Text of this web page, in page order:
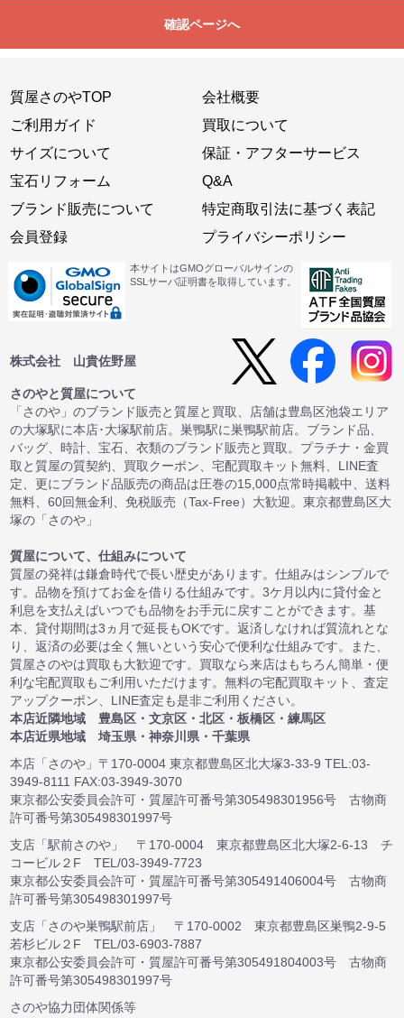
確認ページへ
質屋さのやTOP
ご利用ガイド
サイズについて
宝石リフォーム
ブランド販売について
会員登録
会社概要
買取について
保証・アフターサービス
Q&A
特定商取引法に基づく表記
プライバシーポリシー
本サイトはGMOグローバルサインの
SSLサーバ証明書を取得しています。
株式会社 山貴佐野屋
さのやと質屋について
「さのや」のブランド販売と質屋と買取、店舗は豊島区池袋エリア
の大塚駅に本店･大塚駅前店。巣鴨駅に巣鴨駅前店。ブランド品、
バッグ、時計、宝石、衣類のブランド販売と買取。プラチナ・金買
取と質屋の質契約、買取クーポン、宅配買取キット無料、LINE査
定、更にブランド品販売の商品は圧巻の15,000点常時掲載中、送料
無料、60回無金利、免税販売（Tax-Free）大歓迎。東京都豊島区大
塚の「さのや」
質屋について、仕組みについて
質屋の発祥は鎌倉時代で長い歴史があります。仕組みはシンプルで
す。品物を預けてお金を借りる仕組みです。3ケ月以内に貸付金と
利息を支払えばいつでも品物をお手元に戻すことができます。基
本、貸付期間は3ヵ月で延長もOKです。返済しなければ質流れとな
り、返済の必要は全く無いという安心で便利な仕組みです。また、
質屋さのやは買取も大歓迎です。買取なら来店はもちろん簡単・便
利な宅配買取もご利用いただけます。無料の宅配買取キット、査定
アップクーポン、LINE査定も是非ご利用ください。
本店近隣地域 豊島区・文京区・北区・板橋区・練馬区
本店近県地域 埼玉県・神奈川県・千葉県
本店「さのや」〒170-0004 東京都豊島区北大塚3-33-9 TEL:03-
3949-8111 FAX:03-3949-3070
東京都公安委員会許可・質屋許可番号第305498301956号 古物商
許可番号第305498301997号
支店「駅前さのや」 〒170-0004 東京都豊島区北大塚2-6-13 チ
コービル２F TEL/03-3949-7723
東京都公安委員会許可・質屋許可番号第305491406004号 古物商
許可番号第305498301997号
支店「さのや巣鴨駅前店」 〒170-0002 東京都豊島区巣鴨2-9-5
若杉ビル２F TEL/03-6903-7887
東京都公安委員会許可・質屋許可番号第305491804003号 古物商
許可番号第305498301997号
さのや協力団体関係等